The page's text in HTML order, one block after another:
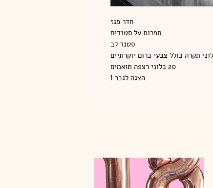
חדר פגז
ספרות על סטנדים
סטנד לב
20 בלוני רצפה תואמים
הצגה לגבר !